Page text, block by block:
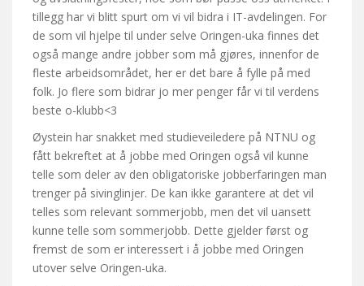
tillegg har vi blitt spurt om vi vil bidra i IT-avdelingen. For
de som vil hjelpe til under selve Oringen-uka finnes det
også mange andre jobber som må gjøres, innenfor de
fleste arbeidsområdet, her er det bare å fylle på med
folk. Jo flere som bidrar jo mer penger får vi til verdens
beste o-klubb<3
Øystein har snakket med studieveiledere på NTNU og
fått bekreftet at å jobbe med Oringen også vil kunne
telle som deler av den obligatoriske jobberfaringen man
trenger på sivinglinjer. De kan ikke garantere at det vil
telles som relevant sommerjobb, men det vil uansett
kunne telle som sommerjobb. Dette gjelder først og
fremst de som er interessert i å jobbe med Oringen
utover selve Oringen-uka.